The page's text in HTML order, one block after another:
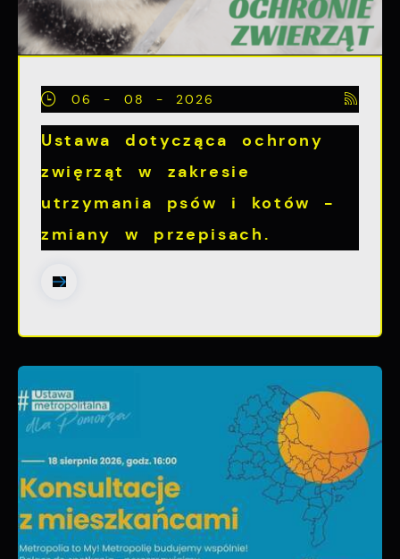
06 - 08 - 2026
Ustawa dotycząca ochrony
zwięrząt w zakresie
utrzymania psów i kotów -
zmiany w przepisach.